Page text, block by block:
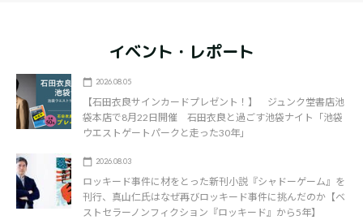
イベント・レポート
2026.08.05
【石田衣良サインカードプレゼント！】 ジュンク堂書店池
袋本店で8月22日開催 石田衣良と過ごす池袋ナイト「池袋
ウエストゲートパークと走った30年」
2026.08.03
ロッキード事件に材をとった新刊小説『シャドーゲーム』を
刊行、真山仁氏はなぜ再びロッキード事件に挑んだのか【ベ
ストセラーノンフィクション『ロッキード』から5年】